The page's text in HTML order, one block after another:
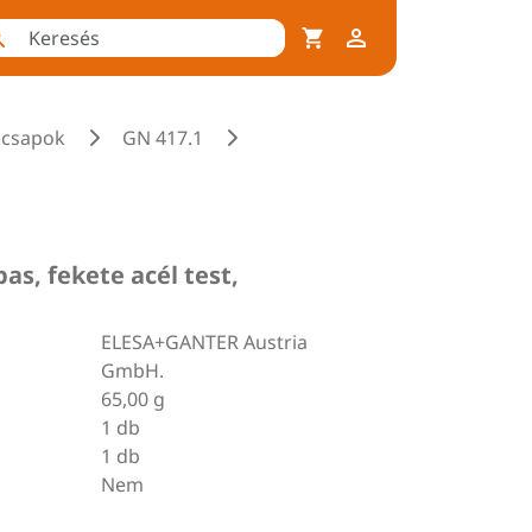
GN 417.1
fekete acél test,
ELESA+GANTER Austria
GmbH.
65,00 g
1 db
1 db
Nem